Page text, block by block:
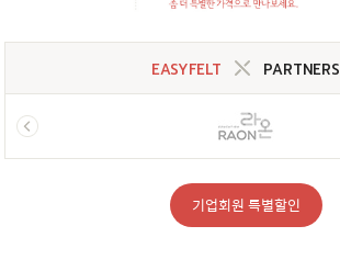
EASYFELT PARTNERS
기업회원 특별할인